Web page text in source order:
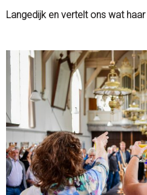
Langedijk en vertelt ons wat haar